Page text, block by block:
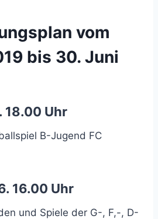
vom
bis 30. Juni
18.00 Uhr
B-Jugend FC
16.00 Uhr
und Spiele der G-, F,-, D-